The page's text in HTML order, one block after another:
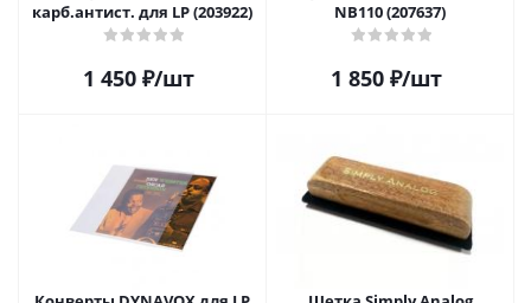
карб.антист. для LP (203922)
1 450₽/шт
NB110 (207637)
1 850₽/шт